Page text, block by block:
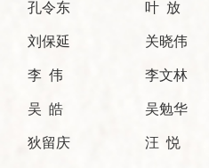
孔令东 叶 放
刘保延 关晓伟
李 伟 李文林
吴 皓 吴勉华
狄留庆 汪 悦